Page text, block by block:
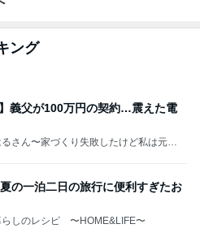
ング
】義父が100万円の契約…震えた電
さん〜家づくり失敗したけど私は元気
夏の一泊二日の旅行に便利すぎたお
らしのレシピ 〜HOME&LIFE〜